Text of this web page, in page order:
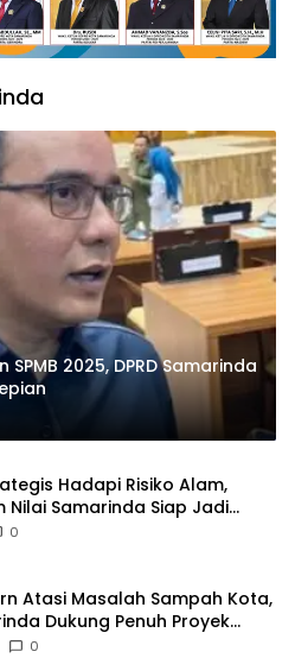
2025, DPRD Samarinda
Hadapi Risiko Alam,
Nilai Samarinda Siap Jadi
Bencana Kalimantan
0
Atasi Masalah Sampah Kota,
Dukung Penuh Proyek
0